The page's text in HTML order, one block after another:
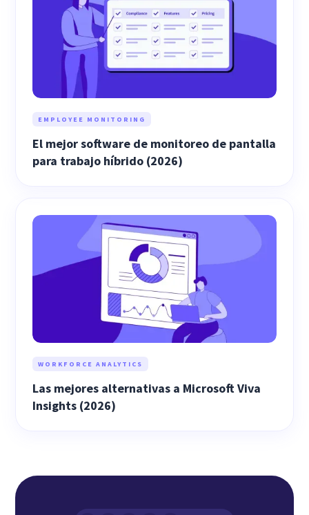
EMPLOYEE MONITORING
El mejor software de monitoreo de pantalla
para trabajo híbrido (2026)
WORKFORCE ANALYTICS
Las mejores alternativas a Microsoft Viva
Insights (2026)